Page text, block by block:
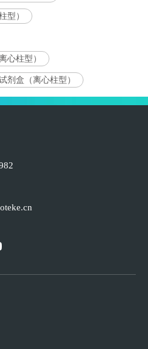
型）
心柱型）
剂盒（离心柱型）